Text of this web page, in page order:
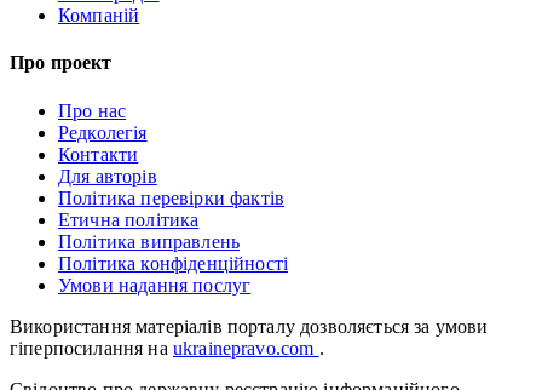
Компаній
Про проект
Про нас
Редколегія
Контакти
Для авторів
Політика перевірки фактів
Етична політика
Політика виправлень
Політика конфіденційності
Умови надання послуг
Використання матеріалів порталу дозволяється за умови
гіперпосилання на ukrainepravo.com .